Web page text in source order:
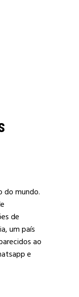
do mundo.
de
um país
ao
e